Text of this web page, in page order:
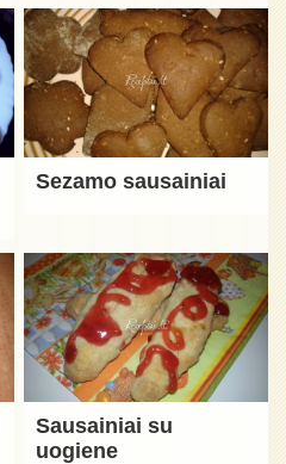
Sezamo sausainiai
Sausainiai su
uogiene